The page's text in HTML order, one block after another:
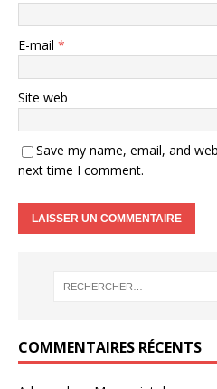
E-mail *
Site web
Save my name, email, and
next time I comment.
COMMENTAIRES RÉCENTS